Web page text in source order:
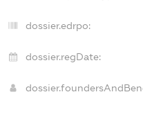
dossier.edrpo:
dossier.regDate: